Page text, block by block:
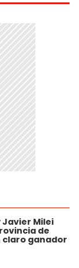
Javier Milei
de
claro ganador